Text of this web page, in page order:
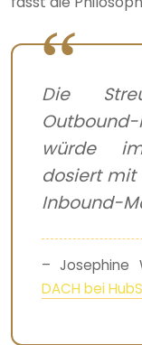
Die
würde
dosiert
Inbound-
– Josephine
DACH bei